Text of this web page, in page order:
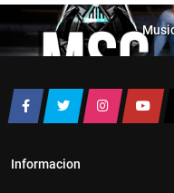
Informacion